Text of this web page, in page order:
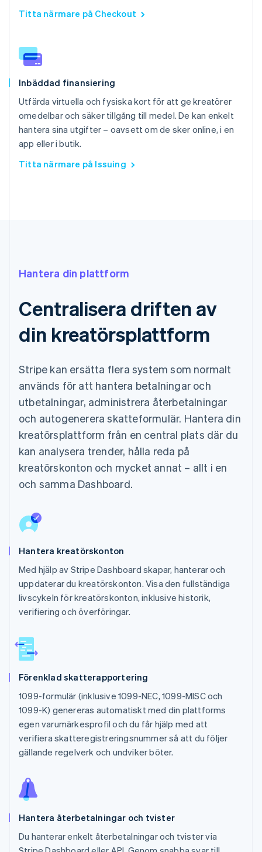
Titta närmare på Checkout
Inbäddad finansiering
Utfärda virtuella och fysiska kort för att ge kreatörer
omedelbar och säker tillgång till medel. De kan enkelt
hantera sina utgifter – oavsett om de sker online, i en
app eller i butik.
Titta närmare på Issuing
Hantera din plattform
Centralisera driften av
din kreatörsplattform
Stripe kan ersätta flera system som normalt
används för att hantera betalningar och
utbetalningar, administrera återbetalningar
och autogenerera skatteformulär. Hantera din
kreatörsplattform från en central plats där du
kan analysera trender, hålla reda på
kreatörskonton och mycket annat – allt i en
och samma Dashboard.
Hantera kreatörskonton
Med hjälp av Stripe Dashboard skapar, hanterar och
uppdaterar du kreatörskonton. Visa den fullständiga
livscykeln för kreatörskonton, inklusive historik,
verifiering och överföringar.
Förenklad skatterapportering
1099-formulär (inklusive 1099-NEC, 1099-MISC och
1099-K) genereras automatiskt med din plattforms
egen varumärkesprofil och du får hjälp med att
verifiera skatteregistreringsnummer så att du följer
gällande regelverk och undviker böter.
Hantera återbetalningar och tvister
Du hanterar enkelt återbetalningar och tvister via